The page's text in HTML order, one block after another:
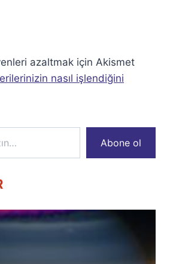
azaltmak için Akismet
nasıl işlendiğini
Abone ol